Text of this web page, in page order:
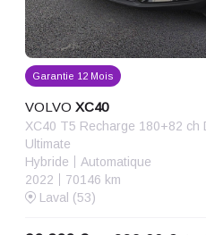
Garantie 12 Mois
VOLVO XC40
XC40 T5 Recharge 180+82 ch
Ultimate
Hybride
Automatique
2022
70146 km
Laval (53)